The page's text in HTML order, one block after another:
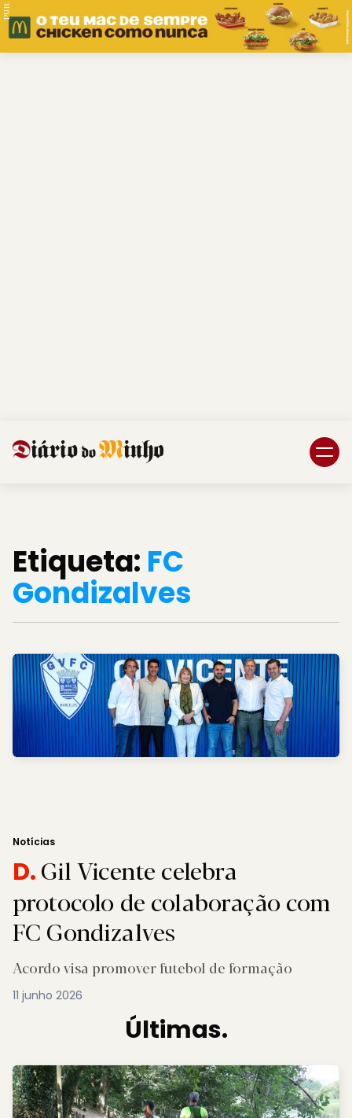
PUB.
Etiqueta: FC
Gondizalves
Notícias
D.Gil Vicente celebra
protocolo de colaboração com
FC Gondizalves
Acordo visa promover futebol de formação
11 junho 2026
Últimas.